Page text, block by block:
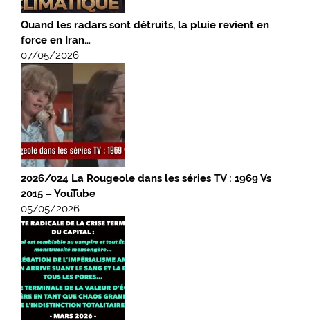
Quand les radars sont détruits, la pluie revient en
force en Iran…
07/05/2026
2026/024 La Rougeole dans les séries TV : 1969 Vs
2015 – YouTube
05/05/2026